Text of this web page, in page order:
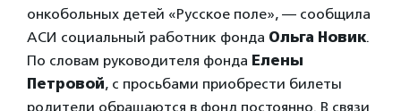
онкобольных детей «Русское поле», — сообщила
АСИ социальный работник фонда Ольга Новик.
По словам руководителя фонда Елены
Петровой, с просьбами приобрести билеты
родители обращаются в фонд постоянно. В связи